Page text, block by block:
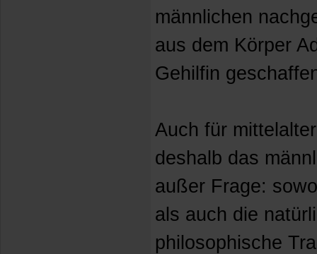
männlichen
aus dem Körper
Gehilfin
Auch für
deshalb das
außer Frage:
als auch die
philosophische